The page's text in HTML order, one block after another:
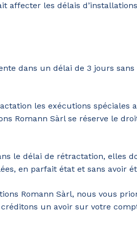
les délais
dans un délai de 3 jours
les exécutions spéciales
Romann Sàrl se réserve le
le délai de rétractation, elles
en parfait état et sans avoir
Romann Sàrl, nous vous
un avoir sur votre